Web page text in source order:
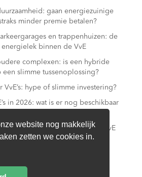
website nog makkelijk
zetten we cookies in.
gaan energiezuinige
minder premie betalen?
en trappenhuizen: de
binnen de VvE
complexen: is een hybride
een slimme tussenoplossing?
VvE’s: hype of slimme investering?
in 2026: wat is er nog beschikbaar
hoe voorkomt een VvE
van de installatie?
is dat realistisch voor een